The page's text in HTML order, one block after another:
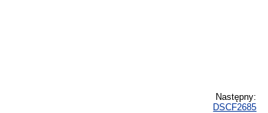
Następny:
DSCF2685